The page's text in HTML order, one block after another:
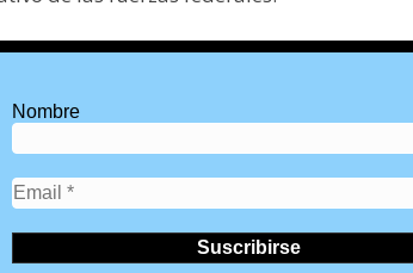
Nombre